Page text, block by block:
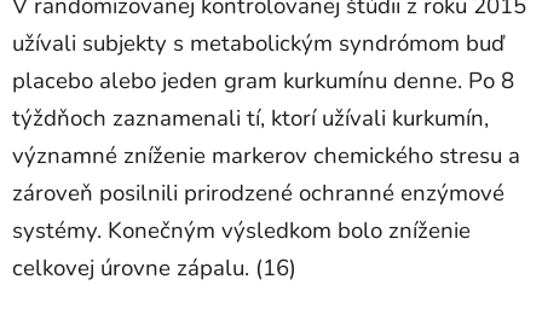
užívali subjekty s metabolickým syndrómom buď
placebo alebo jeden gram kurkumínu denne. Po 8
týždňoch zaznamenali tí, ktorí užívali kurkumín,
významné zníženie markerov chemického stresu a
zároveň posilnili prirodzené ochranné enzýmové
systémy. Konečným výsledkom bolo zníženie
celkovej úrovne zápalu. (16)